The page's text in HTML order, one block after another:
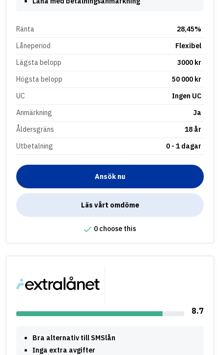
Ränta
28,45%
Låneperiod
Flexibel
Lägsta belopp
3000 kr
Högsta belopp
50 000 kr
UC
Ingen UC
Anmärkning
Ja
Åldersgräns
18 år
Utbetalning
0 - 1 dagar
Ansök nu
Läs vårt omdöme
0 choose this
8.7
Bra alternativ till SMSlån
Inga extra avgifter